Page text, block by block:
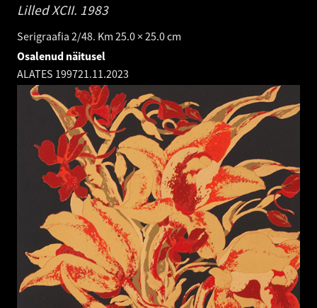
Lilled XCII. 1983
Serigraafia 2/48. Km 25.0 × 25.0 cm
Osalenud näitusel
ALATES 199721.11.2023